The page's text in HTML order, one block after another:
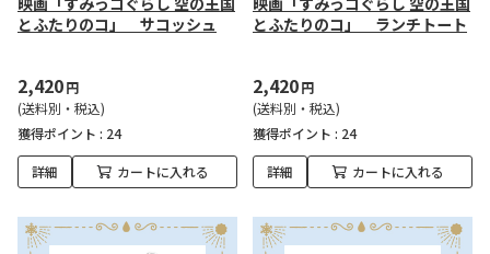
とふたりのコ」 サコッシュ
2,420円
(送料別・税込)
獲得ポイント : 24
詳細 カートに入れる
とふたりのコ」 ランチトート
2,420円
(送料別・税込)
獲得ポイント : 24
詳細 カートに入れる